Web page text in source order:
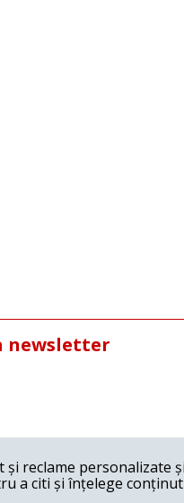
newsletter
reclame personalizate
a citi și înțelege